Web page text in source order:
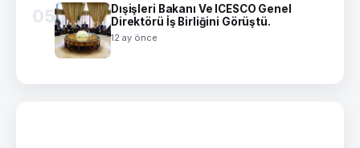
05
Dışişleri Bakanı Ve ICESCO Genel
Direktörü İş Birliğini Görüştü.
12 ay önce